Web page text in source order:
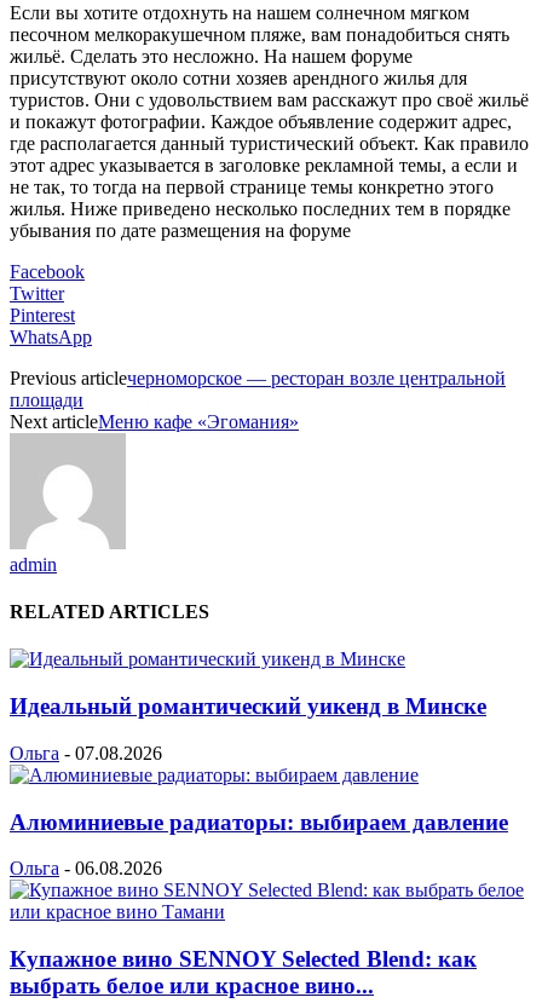
Если вы хотите отдохнуть на нашем солнечном мягком
песочном мелкоракушечном пляже, вам понадобиться снять
жильё. Сделать это несложно. На нашем форуме
присутствуют около сотни хозяев арендного жилья для
туристов. Они с удовольствием вам расскажут про своё жильё
и покажут фотографии. Каждое объявление содержит адрес,
где располагается данный туристический объект. Как правило
этот адрес указывается в заголовке рекламной темы, а если и
не так, то тогда на первой странице темы конкретно этого
жилья. Ниже приведено несколько последних тем в порядке
убывания по дате размещения на форуме
Facebook
Twitter
Pinterest
WhatsApp
Previous articleчерноморское — ресторан возле центральной
площади
Next articleМеню кафе «Эгомания»
admin
RELATED ARTICLES
Идеальный романтический уикенд в Минске
Ольга - 07.08.2026
Алюминиевые радиаторы: выбираем давление
Ольга - 06.08.2026
Купажное вино SENNOY Selected Blend: как
выбрать белое или красное вино...